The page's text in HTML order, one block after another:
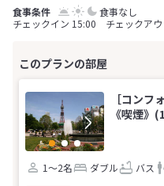
食事なし
チェックイン 15:00 チェックアウ
［コン
《喫煙》
1～2名 ダブル バス